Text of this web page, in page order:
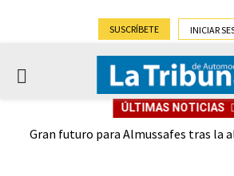
SUSCRÍBETE INICIAR
PRIMARY
ÚLTIMAS NOTICIAS
Gran futuro para Almussafes tras la